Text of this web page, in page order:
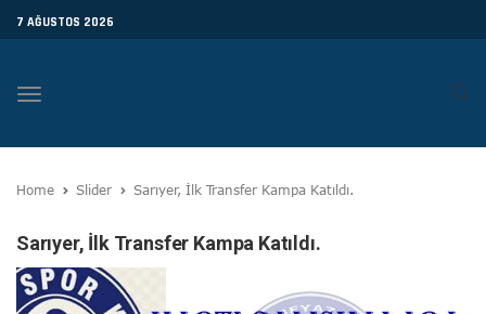
7 AĞUSTOS 2026
Toggle
Home Slider Sarıyer, İlk Transfer Kampa Katıldı.
Sarıyer, İlk Transfer Kampa Katıldı.